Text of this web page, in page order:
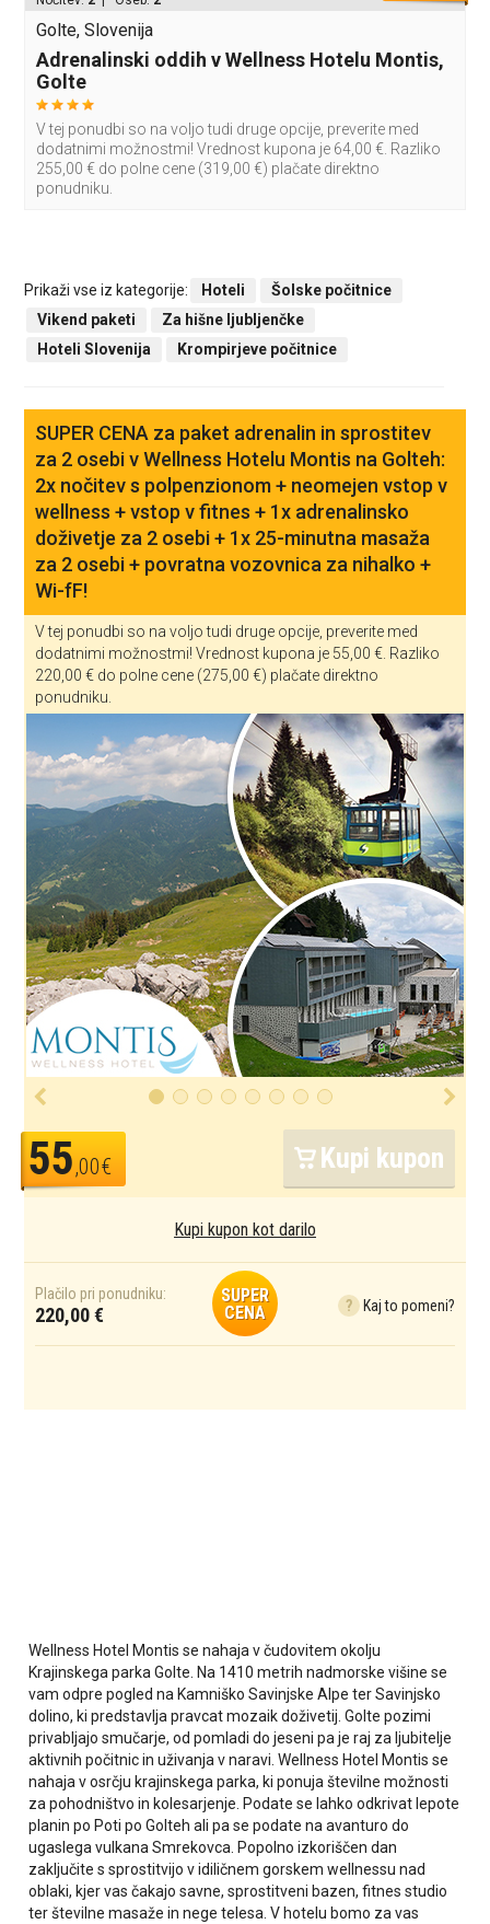
Golte, Slovenija
Adrenalinski oddih v Wellness Hotelu Montis,
Golte
V tej ponudbi so na voljo tudi druge opcije, preverite med
dodatnimi možnostmi! Vrednost kupona je 64,00 €. Razliko
255,00 € do polne cene (319,00 €) plačate direktno
ponudniku.
Prikaži vse iz kategorije: Hoteli
Šolske počitnice
Vikend paketi
Za hišne ljubljenčke
Hoteli Slovenija
Krompirjeve počitnice
SUPER CENA za paket adrenalin in sprostitev
za 2 osebi v Wellness Hotelu Montis na Golteh:
2x nočitev s polpenzionom + neomejen vstop v
wellness + vstop v fitnes + 1x adrenalinsko
doživetje za 2 osebi + 1x 25-minutna masaža
za 2 osebi + povratna vozovnica za nihalko +
Wi-fF!
V tej ponudbi so na voljo tudi druge opcije, preverite med
dodatnimi možnostmi! Vrednost kupona je 55,00 €. Razliko
220,00 € do polne cene (275,00 €) plačate direktno
ponudniku.
55,00€ Kupi kupon
Kupi kupon kot darilo
? Kaj to pomeni?
Plačilo pri ponudniku:
220,00 €
SUPER
CENA
Wellness Hotel Montis se nahaja v čudovitem okolju
Krajinskega parka Golte. Na 1410 metrih nadmorske višine se
vam odpre pogled na Kamniško Savinjske Alpe ter Savinjsko
dolino, ki predstavlja pravcat mozaik doživetij. Golte pozimi
privabljajo smučarje, od pomladi do jeseni pa je raj za ljubitelje
aktivnih počitnic in uživanja v naravi. Wellness Hotel Montis se
nahaja v osrčju krajinskega parka, ki ponuja številne možnosti
za pohodništvo in kolesarjenje. Podate se lahko odkrivat lepote
planin po Poti po Golteh ali pa se podate na avanturo do
ugaslega vulkana Smrekovca. Popolno izkoriščen dan
zaključite s sprostitvijo v idiličnem gorskem wellnessu nad
oblaki, kjer vas čakajo savne, sprostitveni bazen, fitnes studio
ter številne masaže in nege telesa. V hotelu bomo za vas